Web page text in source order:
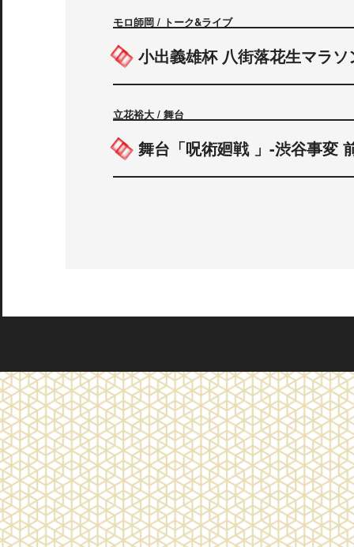
モロ師岡 / トーク&ライブ
小出義雄杯 八街落花生マラソ
立花裕大 / 舞台
舞台「呪術廻戦 」-渋谷事変